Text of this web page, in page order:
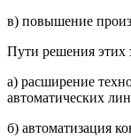
в) повышение
Пути решения этих
а) расширение
автоматических
б) автоматизация